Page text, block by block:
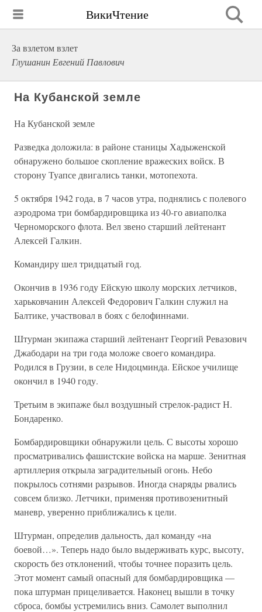
ВикиЧтение
За взлетом взлет
Глушанин Евгений Павлович
На Кубанской земле
На Кубанской земле
Разведка доложила: в районе станицы Хадыженской
обнаружено большое скопление вражеских войск. В
сторону Туапсе двигались танки, мотопехота.
5 октября 1942 года, в 7 часов утра, поднялись с полевого
аэродрома три бомбардировщика из 40-го авиаполка
Черноморского флота. Вел звено старший лейтенант
Алексей Галкин.
Командиру шел тридцатый год.
Окончив в 1936 году Ейскую школу морских летчиков,
харьковчанин Алексей Федорович Галкин служил на
Балтике, участвовал в боях с белофиннами.
Штурман экипажа старший лейтенант Георгий Ревазович
Джабодари на три года моложе своего командира.
Родился в Грузии, в селе Нидоцминда. Ейское училище
окончил в 1940 году.
Третьим в экипаже был воздушный стрелок-радист Н.
Бондаренко.
Бомбардировщики обнаружили цель. С высоты хорошо
просматривались фашистские войска на марше. Зенитная
артиллерия открыла заградительный огонь. Небо
покрылось сотнями разрывов. Иногда снаряды рвались
совсем близко. Летчики, применяя противозенитный
маневр, уверенно приближались к цели.
Штурман, определив дальность, дал команду «на
боевой…». Теперь надо было выдерживать курс, высоту,
скорость без отклонений, чтобы точнее поразить цель.
Этот момент самый опасный для бомбардировщика —
пока штурман прицеливается. Наконец вышли в точку
сброса, бомбы устремились вниз. Самолет выполнил